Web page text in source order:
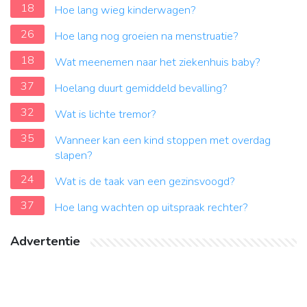
18
Hoe lang wieg kinderwagen?
26
Hoe lang nog groeien na menstruatie?
18
Wat meenemen naar het ziekenhuis baby?
37
Hoelang duurt gemiddeld bevalling?
32
Wat is lichte tremor?
35
Wanneer kan een kind stoppen met overdag
slapen?
24
Wat is de taak van een gezinsvoogd?
37
Hoe lang wachten op uitspraak rechter?
Advertentie